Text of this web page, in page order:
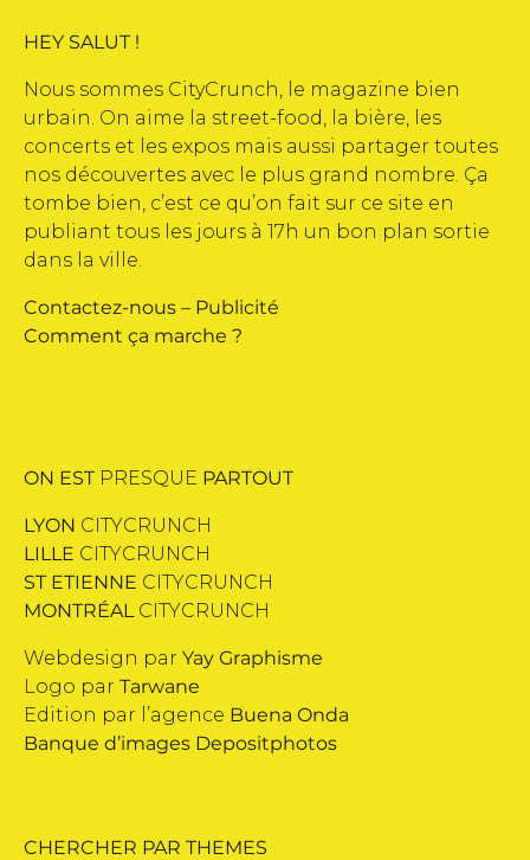
HEY SALUT !
Nous sommes CityCrunch, le magazine bien
urbain. On aime la street-food, la bière, les
concerts et les expos mais aussi partager toutes
nos découvertes avec le plus grand nombre. Ça
tombe bien, c’est ce qu’on fait sur ce site en
publiant tous les jours à 17h un bon plan sortie
dans la ville.
Contactez-nous – Publicité
Comment ça marche ?
ON EST PRESQUE PARTOUT
LYON CITYCRUNCH
LILLE CITYCRUNCH
ST ETIENNE CITYCRUNCH
MONTRÉALCITYCRUNCH
Webdesign par Yay Graphisme
Logo par Tarwane
Edition par l’agence Buena Onda
Banque d’images Depositphotos
CHERCHER PAR THEMES